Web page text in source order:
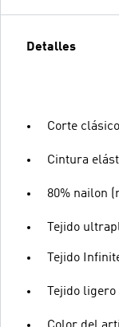
Detalles
Corte clásico
Cintura
80% nailon
Tejido
Tejido
Tejido